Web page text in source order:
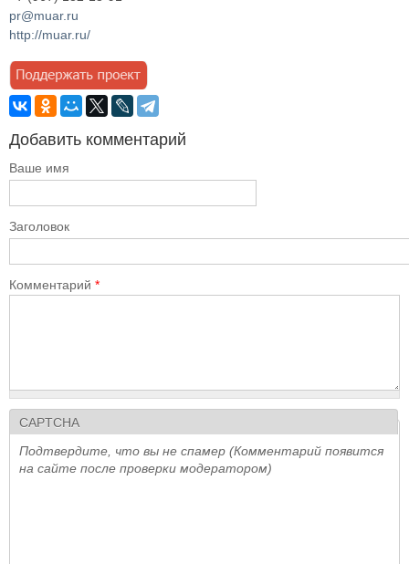
pr@muar.ru
http://muar.ru/
Добавить комментарий
Ваше имя
Заголовок
Комментарий *
CAPTCHA
Подтвердите, что вы не спамер (Комментарий появится
на сайте после проверки модератором)